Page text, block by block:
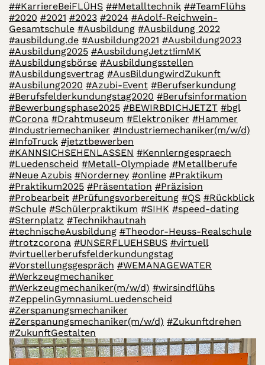
##KarriereBeiFLÜHS ##Metalltechnik ##TeamFlühs
#2020 #2021 #2023 #2024 #Adolf-Reichwein-
Gesamtschule #Ausbildung #Ausbildung 2022
#ausbildung.de #Ausbildung2021 #Ausbildung2023
#Ausbildung2025 #AusbildungJetzt!imMK
#Ausbildungsbörse #Ausbildungsstellen
#Ausbildungsvertrag #AusBildungwirdZukunft
#Ausbilung2020 #Azubi-Event #Berufserkundung
#Berufsfelderkundungstag2020 #Berufsinformation
#Bewerbungsphase2025 #BEWIRBDICHJETZT #bgl
#Corona #Drahtmuseum #Elektroniker #Hammer
#Industriemechaniker #Industriemechaniker(m/w/d)
#InfoTruck #jetztbewerben
#KANNSICHSEHENLASSEN #Kennlerngespraech
#Luedenscheid #Metall-Olympiade #Metallberufe
#Neue Azubis #Norderney #online #Praktikum
#Praktikum2025 #Präsentation #Präzision
#Probearbeit #Prüfungsvorbereitung #QS #Rückblick
#Schule #Schülerpraktikum #SIHK #speed-dating
#Sternplatz #Technikhautnah
#technischeAusbildung #Theodor-Heuss-Realschule
#trotzcorona #UNSERFLUEHSBUS #virtuell
#virtuellerberufsfelderkundungstag
#Vorstellungsgespräch #WEMANAGEWATER
#Werkzeugmechaniker
#Werkzeugmechaniker(m/w/d) #wirsindflühs
#ZeppelinGymnasiumLuedenscheid
#Zerspanungsmechaniker
#Zerspanungsmechaniker(m/w/d) #Zukunftdrehen
#ZukunftGestalten